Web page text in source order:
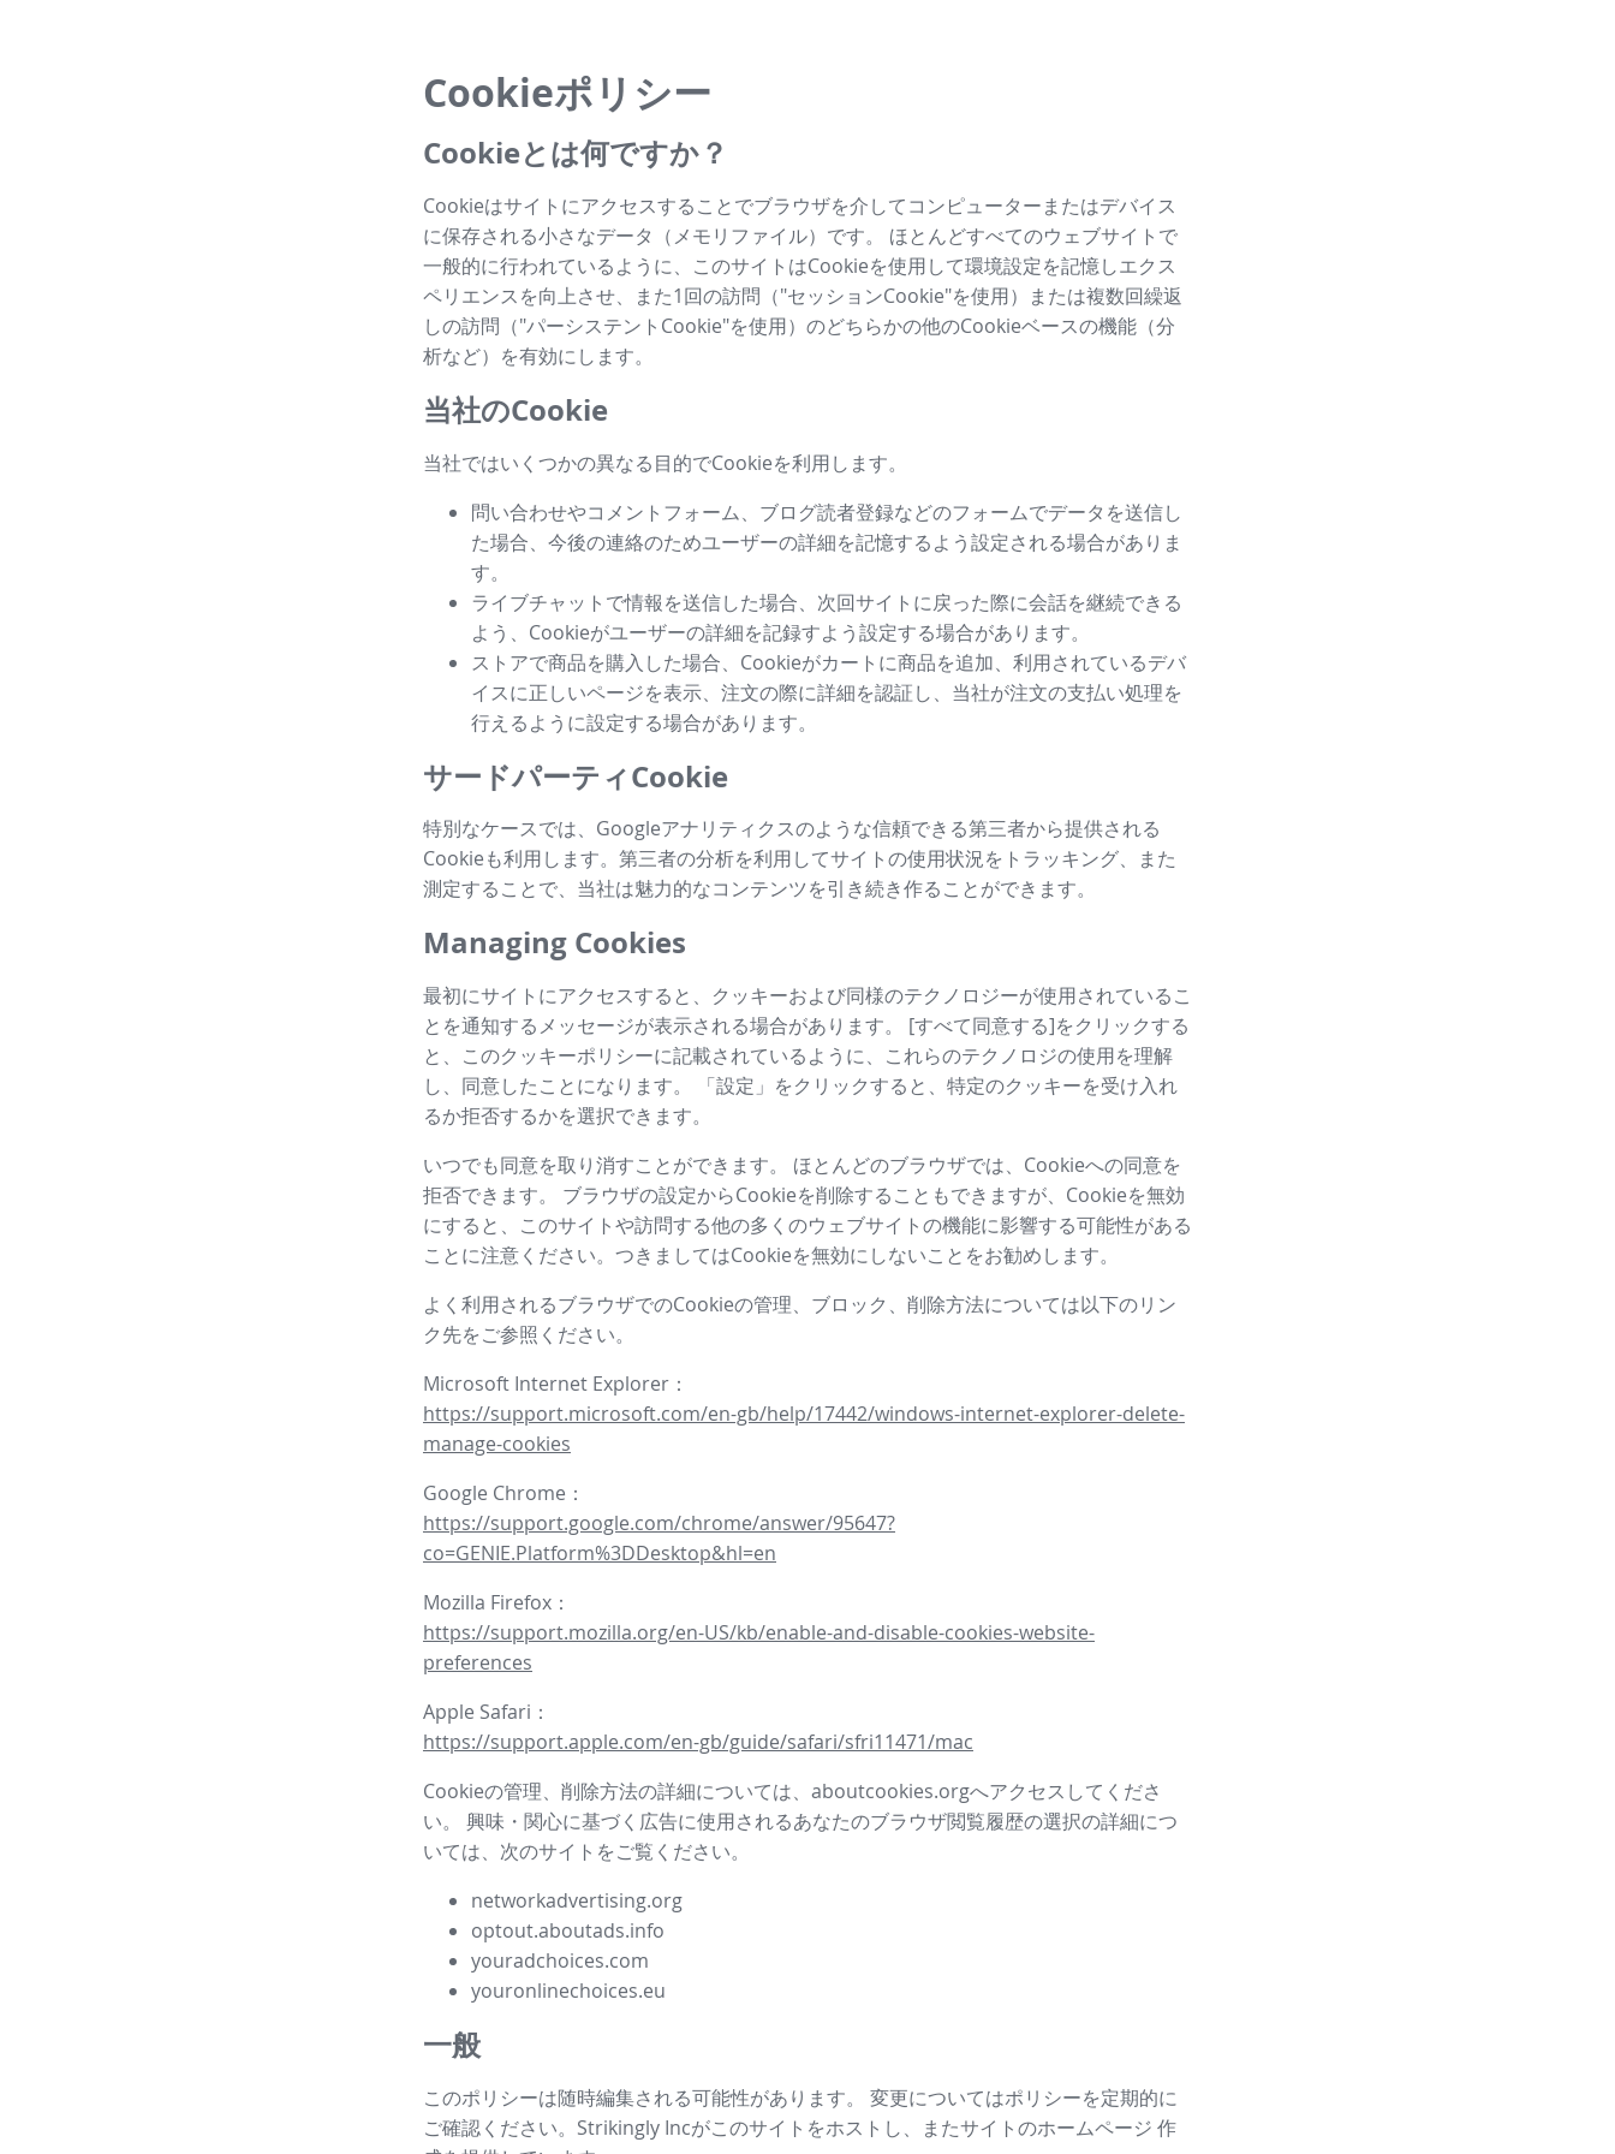
Cookieポリシー
Cookieとは何ですか？
Cookieはサイトにアクセスすることでブラウザを介してコンピューターまたはデバイス
に保存される小さなデータ（メモリファイル）です。 ほとんどすべてのウェブサイトで
一般的に行われているように、このサイトはCookieを使用して環境設定を記憶しエクス
ペリエンスを向上させ、また1回の訪問（"セッションCookie"を使用）または複数回繰返
しの訪問（"パーシステントCookie"を使用）のどちらかの他のCookieベースの機能（分
析など）を有効にします。
当社のCookie
当社ではいくつかの異なる目的でCookieを利用します。
問い合わせやコメントフォーム、ブログ読者登録などのフォームでデータを送信し
た場合、今後の連絡のためユーザーの詳細を記憶するよう設定される場合がありま
す。
ライブチャットで情報を送信した場合、次回サイトに戻った際に会話を継続できる
よう、Cookieがユーザーの詳細を記録すよう設定する場合があります。
ストアで商品を購入した場合、Cookieがカートに商品を追加、利用されているデバ
イスに正しいページを表示、注文の際に詳細を認証し、当社が注文の支払い処理を
行えるように設定する場合があります。
サードパーティCookie
特別なケースでは、Googleアナリティクスのような信頼できる第三者から提供される
Cookieも利用します。第三者の分析を利用してサイトの使用状況をトラッキング、また
測定することで、当社は魅力的なコンテンツを引き続き作ることができます。
Managing Cookies
最初にサイトにアクセスすると、クッキーおよび同様のテクノロジーが使用されているこ
とを通知するメッセージが表示される場合があります。 [すべて同意する]をクリックする
と、このクッキーポリシーに記載されているように、これらのテクノロジの使用を理解
し、同意したことになります。 「設定」をクリックすると、特定のクッキーを受け入れ
るか拒否するかを選択できます。
いつでも同意を取り消すことができます。 ほとんどのブラウザでは、Cookieへの同意を
拒否できます。 ブラウザの設定からCookieを削除することもできますが、Cookieを無効
にすると、このサイトや訪問する他の多くのウェブサイトの機能に影響する可能性がある
ことに注意ください。つきましてはCookieを無効にしないことをお勧めします。
よく利用されるブラウザでのCookieの管理、ブロック、削除方法については以下のリン
ク先をご参照ください。
Microsoft Internet Explorer：
https://support.microsoft.com/en-gb/help/17442/windows-internet-explorer-delete-
manage-cookies
Google Chrome：
https://support.google.com/chrome/answer/95647?
co=GENIE.Platform%3DDesktop&hl=en
Mozilla Firefox：
https://support.mozilla.org/en-US/kb/enable-and-disable-cookies-website-
preferences
Apple Safari：
https://support.apple.com/en-gb/guide/safari/sfri11471/mac
Cookieの管理、削除方法の詳細については、aboutcookies.orgへアクセスしてくださ
い。 興味・関心に基づく広告に使用されるあなたのブラウザ閲覧履歴の選択の詳細につ
いては、次のサイトをご覧ください。
networkadvertising.org
optout.aboutads.info
youradchoices.com
youronlinechoices.eu
一般
このポリシーは随時編集される可能性があります。 変更についてはポリシーを定期的に
ご確認ください。Strikingly Incがこのサイトをホストし、またサイトのホームページ 作